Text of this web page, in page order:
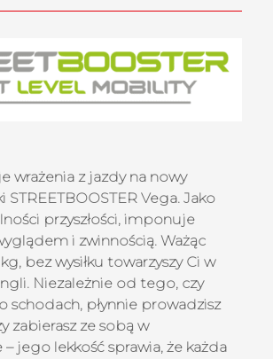
wrażenia z jazdy na nowy
Vega. Jako
przyszłości, imponuje
i zwinnością. Ważąc
bez wysiłku towarzyszy Ci w
Niezależnie od tego, czy
schodach, płynnie prowadzisz
zabierasz ze sobą w
jego lekkość sprawia, że każda